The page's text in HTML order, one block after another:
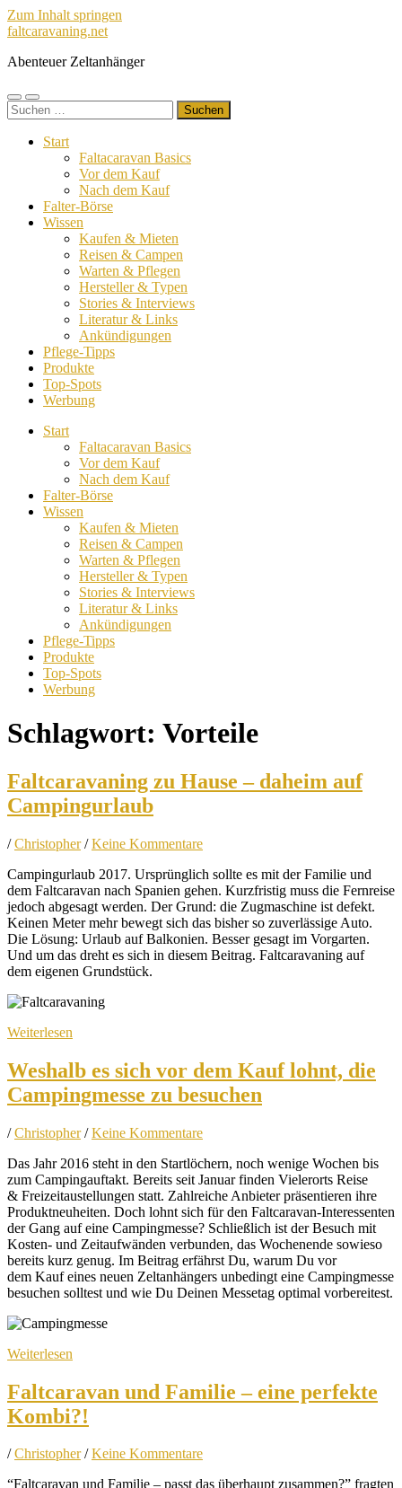
Zum Inhalt springen
faltcaravaning.net
Abenteuer Zeltanhänger
Mobile-
Menü
Suchfeld
ein-/ausblenden
Suchen
nach:
Start
Faltacaravan Basics
Vor dem Kauf
Nach dem Kauf
Falter-Börse
Wissen
Kaufen & Mieten
Reisen & Campen
Warten & Pflegen
Hersteller & Typen
Stories & Interviews
Literatur & Links
Ankündigungen
Pflege-Tipps
Produkte
Top-Spots
Werbung
Start
Faltacaravan Basics
Vor dem Kauf
Nach dem Kauf
Falter-Börse
Wissen
Kaufen & Mieten
Reisen & Campen
Warten & Pflegen
Hersteller & Typen
Stories & Interviews
Literatur & Links
Ankündigungen
Pflege-Tipps
Produkte
Top-Spots
Werbung
Schlagwort: Vorteile
Faltcaravaning zu Hause – daheim auf
Campingurlaub
/Christopher /Keine Kommentare
Campingurlaub 2017. Ursprünglich sollte es mit der Familie und
dem Faltcaravan nach Spanien gehen. Kurzfristig muss die Fernreise
jedoch abgesagt werden. Der Grund: die Zugmaschine ist defekt.
Keinen Meter mehr bewegt sich das bisher so zuverlässige Auto.
Die Lösung: Urlaub auf Balkonien. Besser gesagt im Vorgarten.
Und um das dreht es sich in diesem Beitrag. Faltcaravaning auf
dem eigenen Grundstück.
Weiterlesen
Weshalb es sich vor dem Kauf lohnt, die
Campingmesse zu besuchen
/Christopher /Keine Kommentare
Das Jahr 2016 steht in den Startlöchern, noch wenige Wochen bis
zum Campingauftakt. Bereits seit Januar finden Vielerorts Reise
& Freizeitaustellungen statt. Zahlreiche Anbieter präsentieren ihre
Produktneuheiten. Doch lohnt sich für den Faltcaravan-Interessenten
der Gang auf eine Campingmesse? Schließlich ist der Besuch mit
Kosten- und Zeitaufwänden verbunden, das Wochenende sowieso
bereits kurz genug. Im Beitrag erfährst Du, warum Du vor
dem Kauf eines neuen Zeltanhängers unbedingt eine Campingmesse
besuchen solltest und wie Du Deinen Messetag optimal vorbereitest.
Weiterlesen
Faltcaravan und Familie – eine perfekte
Kombi?!
/Christopher /Keine Kommentare
“Faltcaravan und Familie – passt das überhaupt zusammen?” fragten